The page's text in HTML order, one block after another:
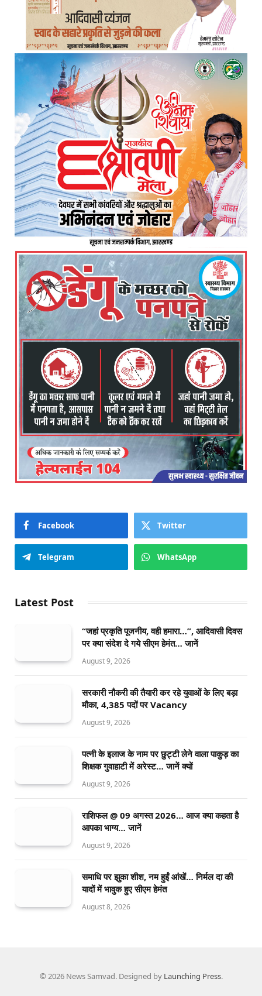
Facebook Twitter
Telegram WhatsApp
Latest Post
“जहां प्रकृति पूजनीय, वही हमारा…”, आदिवासी दिवस
पर क्या संदेश दे गये सीएम हेमंत… जानें
August 9, 2026
सरकारी नौकरी की तैयारी कर रहे युवाओं के लिए बड़ा
मौका, 4,385 पदों पर Vacancy
August 9, 2026
पत्नी के इलाज के नाम पर छुट्टी लेने वाला पाकुड़ का
शिक्षक गुवाहाटी में अरेस्ट… जानें क्यों
August 9, 2026
राशिफल @ 09 अगस्त 2026… आज क्या कहता है
आपका भाग्य… जानें
August 9, 2026
समाधि पर झुका शीश, नम हुईं आंखें… निर्मल दा की
यादों में भावुक हुए सीएम हेमंत
August 8, 2026
© 2026 News Samvad. Designed by Launching Press.